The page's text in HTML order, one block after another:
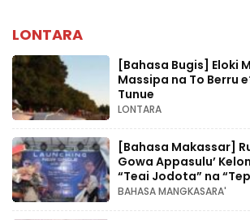
LONTARA
[Bahasa Bugis] ‎Eloki
Massipa na To Berru
Tunue
LONTARA
[Bahasa Makassar]
Gowa Appasulu’
“Teai Jodota” na
BAHASA MANGKASARA'